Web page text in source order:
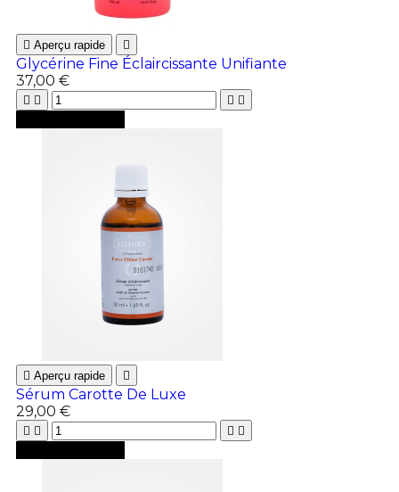
 Aperçu rapide 
Glycérine Fine Éclaircissante Unifiante
37,00 €
   
 Aperçu rapide 
Sérum Carotte De Luxe
29,00 €
   